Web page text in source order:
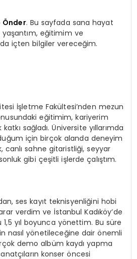
Önder. Bu sayfada sana hayat
eğitimim ve
içten bilgiler vereceğim.
İşletme Fakültesi’nden mezun
eğitimim, kariyerim
sağladı. Üniversite yıllarımda
için birçok alanda deneyim
canlı sahne gitaristliği, seyyar
gibi çeşitli işlerde çalıştım.
ses kayıt teknisyenliğini hobi
verdim ve İstanbul Kadıköy’de
yıl boyunca yönettim. Bu süre
nasıl yönetileceğine dair önemli
demo albüm kaydı yapma
konser öncesi